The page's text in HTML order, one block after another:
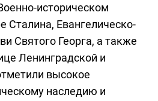
историческом
Сталина, Евангелическо-
Святого Георга, а также
Ленинградской и
высокое
наследию и